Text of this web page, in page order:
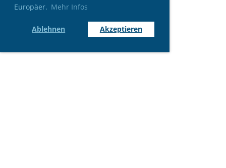
Europäer. Mehr Infos
Ablehnen Akzeptieren